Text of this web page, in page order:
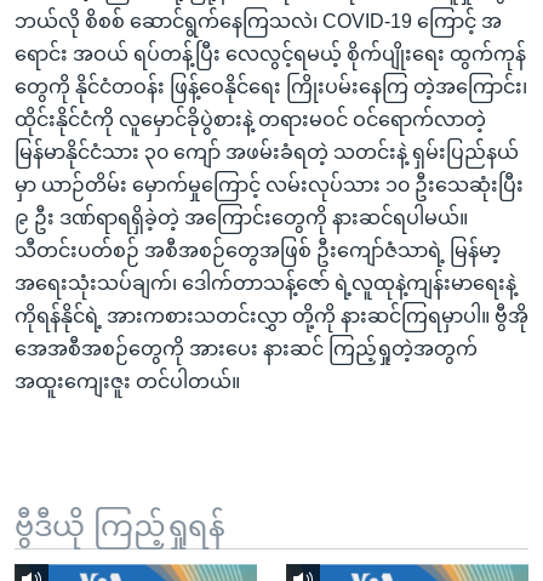
ဘယ်လို စိစစ် ဆောင်ရွက်နေကြသလဲ၊ COVID-19 ကြောင့် အ
ရောင်း အဝယ် ရပ်တန့်ပြီး လေလွင့်ရမယ့် စိုက်ပျိုးရေး ထွက်ကုန်
တွေကို နိုင်ငံတဝန်း ဖြန့်ဝေနိုင်ရေး ကြိုးပမ်းနေကြ တဲ့အကြောင်း၊
ထိုင်းနိုင်ငံကို လူမှောင်ခိုပွဲစားနဲ့ တရားမဝင် ဝင်ရောက်လာတဲ့
မြန်မာနိုင်ငံသား ၃၀ ကျော် အဖမ်းခံရတဲ့ သတင်းနဲ့ ရှမ်းပြည်နယ်
မှာ ယာဉ်တိမ်း မှောက်မှုကြောင့် လမ်းလုပ်သား ၁၀ ဦးသေဆုံးပြီး
၉ ဦး ဒဏ်ရာရရှိခဲ့တဲ့ အကြောင်းတွေကို နားဆင်ရပါမယ်။
သီတင်းပတ်စဉ် အစီအစဉ်တွေအဖြစ် ဦးကျော်ဇံသာရဲ့ မြန်မာ့
အရေးသုံးသပ်ချက်၊ ဒေါက်တာသန့်ဇော် ရဲ့လူထုနဲ့ကျန်းမာရေးနဲ့
ကိုရန်နိုင်ရဲ့ အားကစားသတင်းလွှာ တို့ကို နားဆင်ကြရမှာပါ။ ဗွီအို
အေအစီအစဉ်တွေကို အားပေး နားဆင် ကြည့်ရှုတဲ့အတွက်
အထူးကျေးဇူး တင်ပါတယ်။
ဗွီဒီယို ကြည့်ရှုရန်